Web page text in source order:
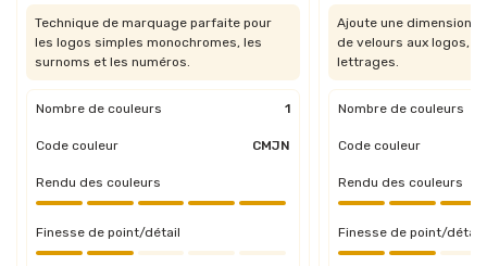
Technique de marquage parfaite pour
les logos simples monochromes, les
surnoms et les numéros.
Nombre de couleurs 1
Code couleur CMJN
Rendu des couleurs
Finesse de point/détail
Ajoute une dimension
de velours aux logos,
lettrages.
Nombre de couleurs
Code couleur
Rendu des couleurs
Finesse de point/détail